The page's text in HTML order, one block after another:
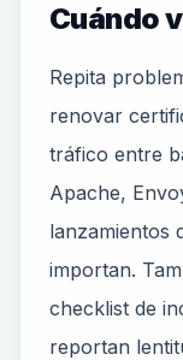
Cuándo
Repita
renovar
tráfico entre
Apache,
lanzamientos
importan.
checklist de
reportan